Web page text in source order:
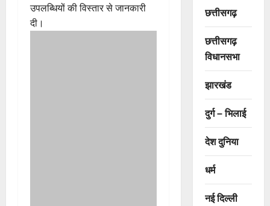
उपलब्धियों की विस्तार से जानकारी
दी।
छत्तीसगढ़
छत्तीसगढ़
विधानसभा
झारखंड
दुर्ग – भिलाई
देश दुनिया
धर्म
नई दिल्ली